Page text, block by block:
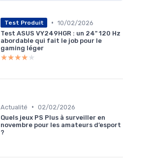
Test Produit • 10/02/2026
Test ASUS VY249HGR : un 24" 120 Hz
abordable qui fait le job pour le
gaming léger
★★★★★
★★★★★
Actualité • 02/02/2026
Quels jeux PS Plus à surveiller en
novembre pour les amateurs d’esport
?